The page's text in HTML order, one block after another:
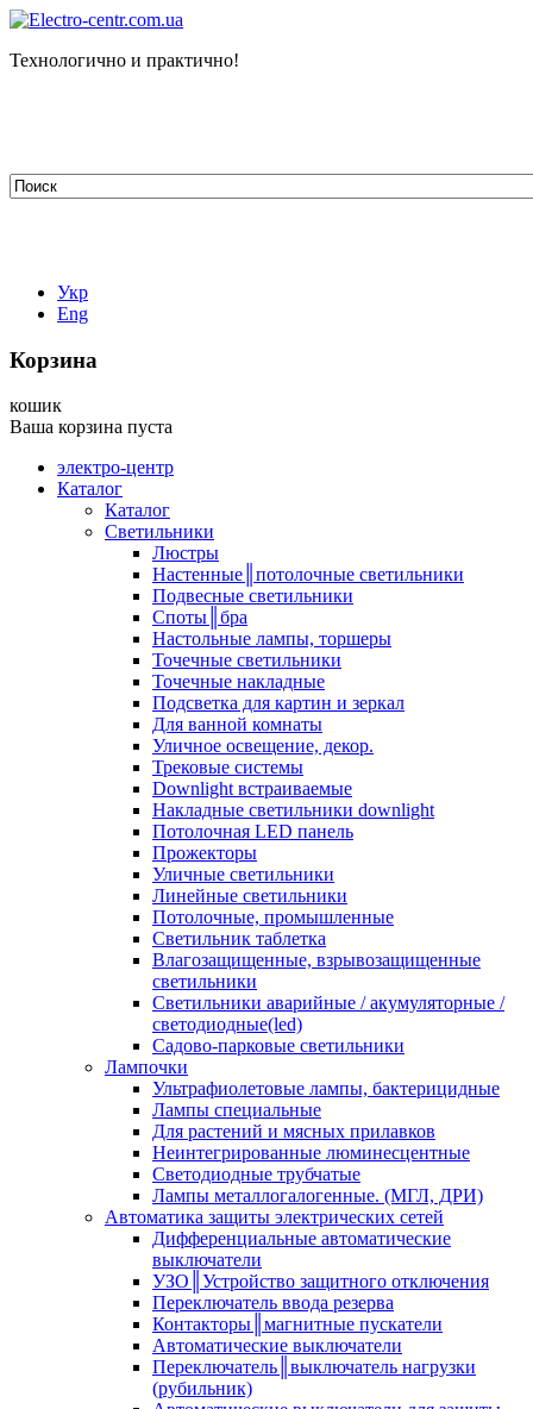
Технологично и практично!
Укр
Eng
Корзина
кошик
Ваша корзина пуста
электро-центр
Каталог
Каталог
Светильники
Люстры
Настенные║потолочные светильники
Подвесные светильники
Споты║бра
Настольные лампы, торшеры
Точечные светильники
Точечные накладные
Подсветка для картин и зеркал
Для ванной комнаты
Уличное освещение, декор.
Трековые системы
Downlight встраиваемые
Накладные светильники downlight
Потолочная LED панель
Прожекторы
Уличные светильники
Линейные светильники
Потолочные, промышленные
Светильник таблетка
Влагозащищенные, взрывозащищенные
светильники
Светильники аварийные / акумуляторные /
светодиодные(led)
Садово-парковые светильники
Лампочки
Ультрафиолетовые лампы, бактерицидные
Лампы специальные
Для растений и мясных прилавков
Неинтегрированные люминесцентные
Светодиодные трубчатые
Лампы металлогалогенные. (МГЛ, ДРИ)
Автоматика защиты электрических сетей
Дифференциальные автоматические
выключатели
УЗО║Устройство защитного отключения
Переключатель ввода резерва
Контакторы║магнитные пускатели
Автоматические выключатели
Переключатель║выключатель нагрузки
(рубильник)